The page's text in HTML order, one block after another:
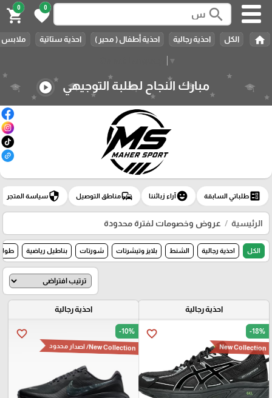
▼
search
0
favorite
0
shopping_cart
home الكل احذية رجالية احذية أطفال ( محير ) احذية ستاتية ملابس
مبارك النجاح لطلبة التوجيهي play_circle
ballotطلباتي السابقة emoji_emotionsآراء زبائننا commuteمناطق التوصيل securityسياسة المتجر
الرئيسية عروض وخصومات لفترة محدودة
الكل احذية رجالية الشنط بلايز وتيشرتات شورتات بناطيل رياضية
احذية رجالية
favorite_border -18%
New Collection
احذية رجالية
favorite_border -10%
New Collection/ اصدار محدود